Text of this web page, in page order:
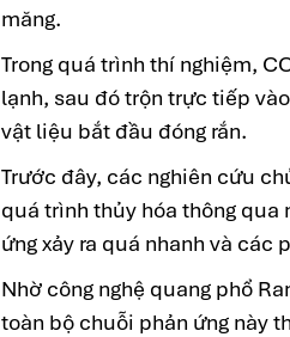
măng.
Trong quá trình thí nghiệm,
lạnh, sau đó trộn trực tiếp
vật liệu bắt đầu đóng rắn.
Trước đây, các nghiên cứu
quá trình thủy hóa thông
ứng xảy ra quá nhanh và các
Nhờ công nghệ quang phổ
toàn bộ chuỗi phản ứng này